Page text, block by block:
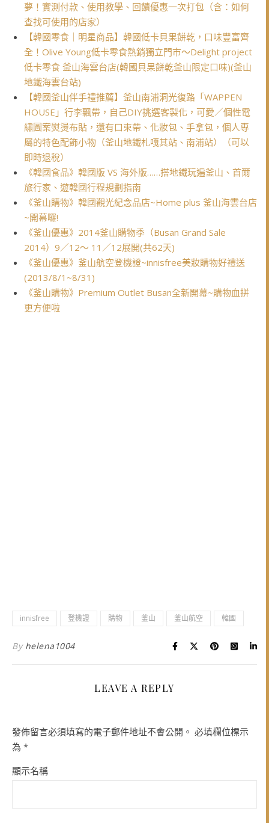
夢！實測付款、使用教學、回饋優惠一次打包（含：如何
查找可使用的店家）
【韓國零食｜明星商品】韓國低卡貝果餅乾，口味豐富齊
全！Olive Young低卡零食熱銷獨立門市～Delight project
低卡零食 釜山海雲台店(韓國貝果餅乾釜山限定口味)(釜山
地鐵海雲台站)
【韓國釜山伴手禮推薦】釜山南浦洞光復路「WAPPEN
HOUSE」行李飄帶，自己DIY挑選客製化，可愛／個性電
繡圖案熨燙布貼，還有口束帶、化妝包、手拿包，個人專
屬的特色配飾小物（釜山地鐵札嘎其站、南浦站）（可以
即時退稅）
《韓國食品》韓國版 VS 海外版……搭地鐵玩遍釜山、首爾
旅行家、遊韓國行程規劃指南
《釜山購物》韓國觀光紀念品店~Home plus 釜山海雲台店
~開幕囉!
《釜山優惠》2014釜山購物季（Busan Grand Sale
2014）9／12～ 11／12展開(共62天)
《釜山優惠》釜山航空登機證~innisfree美妝購物好禮送
(2013/8/1~8/31)
《釜山購物》Premium Outlet Busan全新開幕~購物血拼
更方便啦
innisfree 登機證 購物 釜山 釜山航空 韓國
By helena1004
LEAVE A REPLY
發佈留言必須填寫的電子郵件地址不會公開。 必填欄位標示
為 *
顯示名稱